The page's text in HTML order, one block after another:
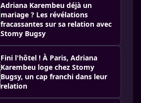
Adriana Karembeu déjà un
mariage ? Les révélations
fracassantes sur sa relation avec
Stomy Bugsy
Fini l'hôtel ! À Paris, Adriana
Karembeu loge chez Stomy
Bugsy, un cap franchi dans leur
relation